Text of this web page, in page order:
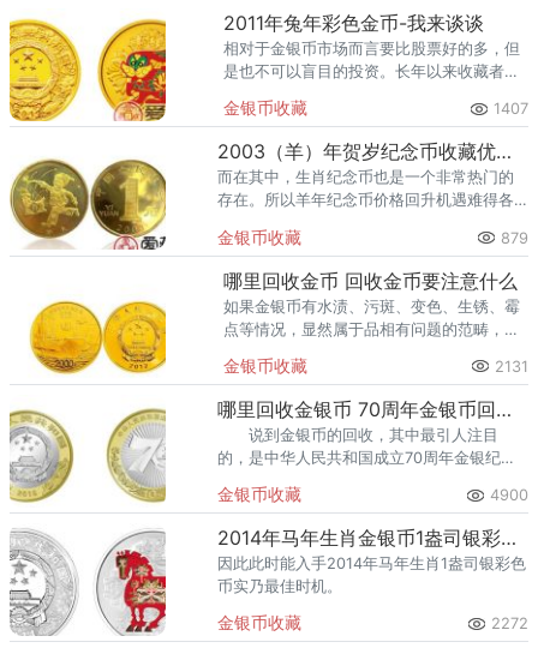
2011年兔年彩色金币-我来谈谈
相对于金银币市场而言要比股票好的多，但
是也不可以盲目的投资。长年以来收藏者对
行情还算稳定，没有较大的起伏。
金银币收藏 1407
2003（羊）年贺岁纪念币收藏优势明显，投资需了解市场情况
而在其中，生肖纪念币也是一个非常热门的
存在。所以羊年纪念币价格回升机遇难得各
金银币收藏 879
哪里回收金币 回收金币要注意什么
如果金银币有水渍、污斑、变色、生锈、霉
点等情况，显然属于品相有问题的范畴，其
宜，在选择的时候尽可能回避和远离这些品
相有问题的金银币。
金银币收藏 2131
哪里回收金银币 70周年金银币回收价
说到金银币的回收，其中最引人注目
的，是中华人民共和国成立70周年金银纪念
旬，一经面世立即成为市场热点。
金银币收藏 4900
2014年马年生肖金银币1盎司银彩色币 市价
因此此时能入手2014年马年生肖1盎司银彩色
币实乃最佳时机。
金银币收藏 2272